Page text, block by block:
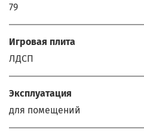
79
Игровая плита
ЛДСП
Эксплуатация
для помещений